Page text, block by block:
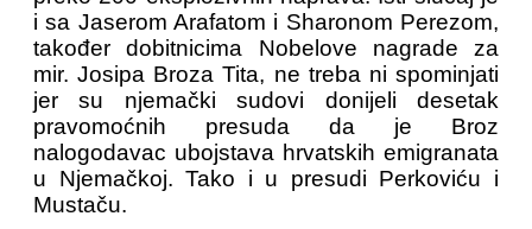
i sa Jaserom Arafatom i Sharonom Perezom,
također dobitnicima Nobelove nagrade za
mir. Josipa Broza Tita, ne treba ni spominjati
jer su njemački sudovi donijeli desetak
pravomoćnih presuda da je Broz
nalogodavac ubojstava hrvatskih emigranata
u Njemačkoj. Tako i u presudi Perkoviću i
Mustaču.